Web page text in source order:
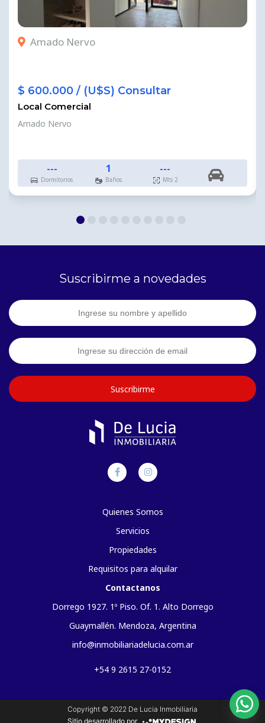
Amado Nervo
$ 600.000 / (U$S) Consultar
Local Comercial
Amado Nervo
---
Dormitorios
1
Baños
---
Mts 2
Suscribirme a novedades
Suscribirme
Quienes Somos
Servicios
Propiedades
Requisitos para alquilar
Contactanos
Dorrego 1927. 1º Piso. Of. 1. Alto Dorrego
Guaymallén. Mendoza, Argentina
info@inmobiliariadelucia.com.ar
+54 9 2615 27-0152
Copyright © 2022 De Lucia Inmobiliaria
Sitio desarrollado por